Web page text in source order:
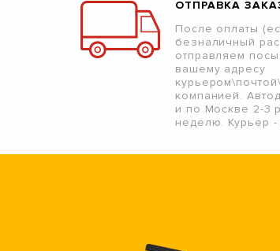
ОТПРАВКА
После оплаты
безналичный
отправляем
вашему адресу
компанией.
и по Москве 2-3
неделю. Курьер